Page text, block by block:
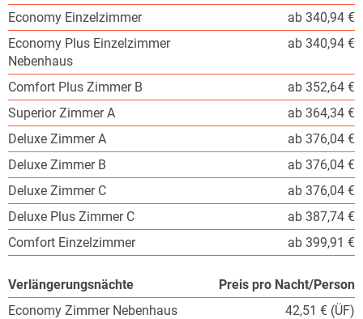
Economy Einzelzimmer
ab 340,94 €
Economy Plus Einzelzimmer
Nebenhaus
ab 340,94 €
Comfort Plus Zimmer B
ab 352,64 €
Superior Zimmer A
ab 364,34 €
Deluxe Zimmer A
ab 376,04 €
Deluxe Zimmer B
ab 376,04 €
Deluxe Zimmer C
ab 376,04 €
Deluxe Plus Zimmer C
ab 387,74 €
Comfort Einzelzimmer
ab 399,91 €
Verlängerungsnächte
Preis pro Nacht/Person
Economy Zimmer Nebenhaus
42,51 € (ÜF)